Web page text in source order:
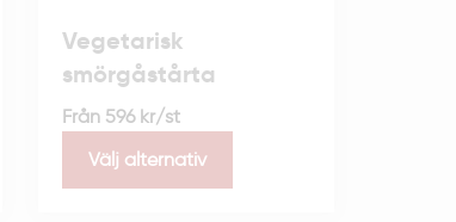
Vegetarisk
smörgåstårta
Från 596 kr/st
Välj alternativ